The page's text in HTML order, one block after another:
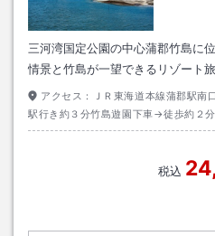
三河湾国定公園の中心蒲郡竹島に
情景と竹島が一望できるリゾート旅
アクセス：
ＪＲ東海道本線蒲郡駅
駅行き約３分竹島遊園下車→徒歩約２分
税込